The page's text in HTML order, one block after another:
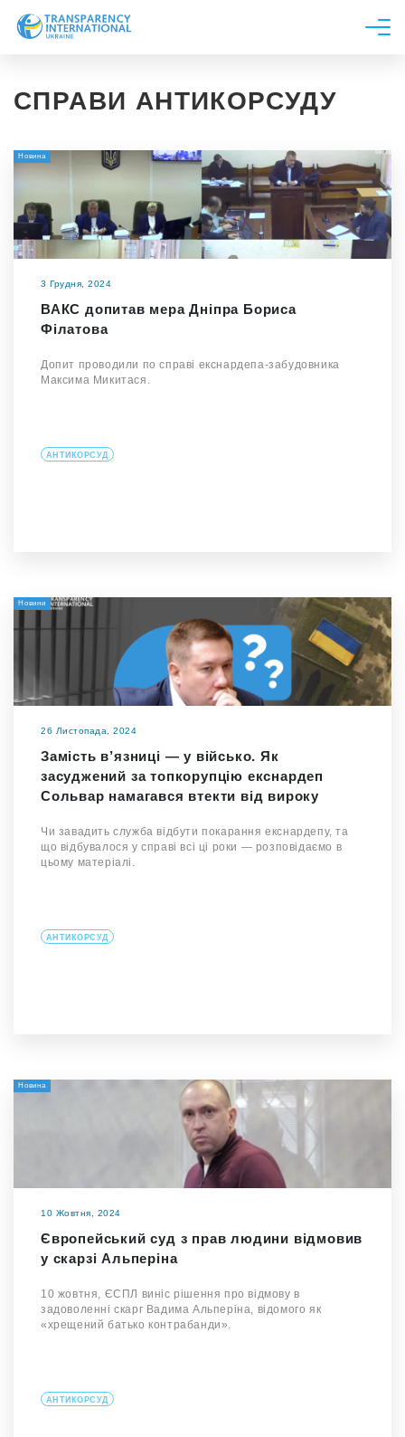
Новини
Напрями роботи
Долучитися
СПРАВИ АНТИКОРСУДУ
Новина
3 Грудня, 2024
ВАКС допитав мера Дніпра Бориса
Філатова
Допит проводили по справі екснардепа-забудовника
Максима Микитася.
АНТИКОРСУД
Новини
26 Листопада, 2024
Замість в’язниці — у військо. Як
засуджений за топкорупцію екснардеп
Сольвар намагався втекти від вироку
Чи завадить служба відбути покарання екснардепу, та
що відбувалося у справі всі ці роки — розповідаємо в
цьому матеріалі.
АНТИКОРСУД
Новина
10 Жовтня, 2024
Європейський суд з прав людини відмовив
у скарзі Альперіна
10 жовтня, ЄСПЛ виніс рішення про відмову в
задоволенні скарг Вадима Альперіна, відомого як
«хрещений батько контрабанди».
АНТИКОРСУД